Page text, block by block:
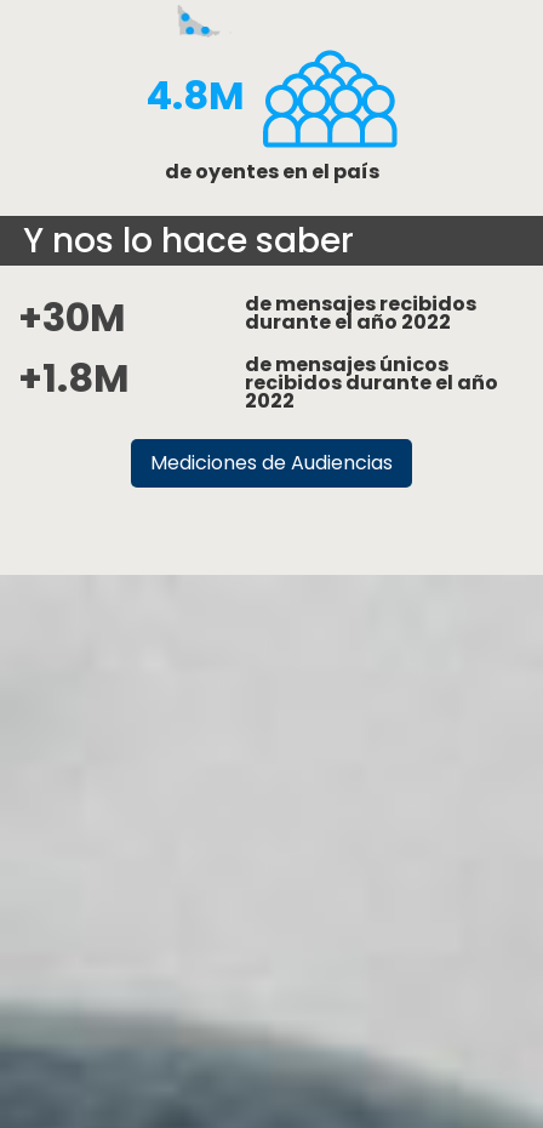
4.8M
de oyentes en el país
Y nos lo hace saber
+30M de mensajes recibidos
durante el año 2022
+1.8M de mensajes únicos
recibidos durante el año
2022
Mediciones de Audiencias